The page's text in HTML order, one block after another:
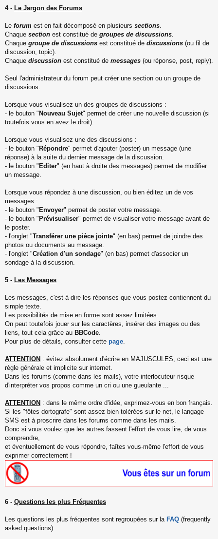
4 - Le Jargon des Forums
Le forum est en fait décomposé en plusieurs sections
Chaque section est constitué de groupes de discussions
Chaque groupe de discussions est constitué de discussions (ou fil de
discussion, topic).
Chaque discussion est constitué de messages (ou réponse, post, reply).
Seul l'administrateur du forum peut créer une section ou un groupe de
discussions.
Lorsque vous visualisez un des groupes de discussions :
- le bouton "Nouveau Sujet" permet de créer une nouvelle discussion (si
toutefois vous en avez le droit).
Lorsque vous visualisez une des discussions :
- le bouton "Répondre" permet d'ajouter (poster) un message (une
réponse) à la suite du dernier message de la discussion.
- le bouton "Editer" (en haut à droite des messages) permet de modifier
un message.
Lorsque vous répondez à une discussion, ou bien éditez un de vos
messages :
- le bouton "Envoyer" permet de poster votre message.
- le bouton "Prévisualiser" permet de visualiser votre message avant de
le poster.
- l'onglet "Transférer une pièce jointe" (en bas) permet de joindre des
photos ou documents au message.
- l'onglet "Création d'un sondage" (en bas) permet d'associer un
sondage à la discussion.
5 - Les Messages
Les messages, c'est à dire les réponses que vous postez contiennent du
simple texte.
Les possibilités de mise en forme sont assez limitées.
On peut toutefois jouer sur les caractères, insérer des images ou des
liens, tout cela grâce au BBCode
Pour plus de détails, consulter cette page
ATTENTION : évitez absolument d'écrire en MAJUSCULES, ceci est une
règle générale et implicite sur internet.
Dans les forums (comme dans les mails), votre interlocuteur risque
d'interpréter vos propos comme un cri ou une gueulante ...
ATTENTION : dans le même ordre d'idée, exprimez-vous en bon français.
Si les "fôtes dortografe" sont assez bien tolérées sur le net, le langage
SMS est à proscrire dans les forums comme dans les mails.
Donc si vous voulez que les autres fassent l'effort de vous lire, de vous
comprendre,
et éventuellement de vous répondre, faîtes vous-même l'effort de vous
exprimer correctement !
6 - Questions les plus Fréquentes
Les questions les plus fréquentes sont regroupées sur la FAQ (frequently
asked questions).